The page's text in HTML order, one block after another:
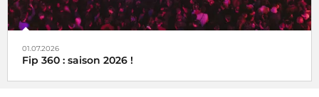
01.07.2026
Fip 360 : saison 2026 !